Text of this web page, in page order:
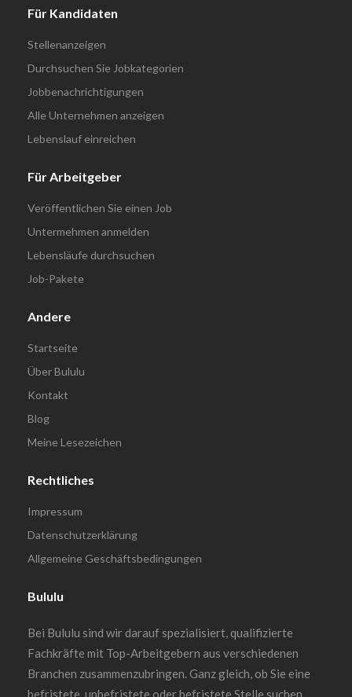
Für Kandidaten
Stellenanzeigen
Durchsuchen Sie Jobkategorien
Jobbenachrichtigungen
Alle Unternehmen anzeigen
Lebenslauf einreichen
Für Arbeitgeber
Veröffentlichen Sie einen Job
Untermehmen anmelden
Lebensläufe durchsuchen
Job-Pakete
Andere
Startseite
Über Bululu
Kontakt
Blog
Meine Lesezeichen
Rechtliches
Impressum
Datenschutzerklärung
Allgemeine Geschäftsbedingungen
Bululu
Bei Bululu sind wir darauf spezialisiert, qualifizierte
Fachkräfte mit Top-Arbeitgebern aus verschiedenen
Branchen zusammenzubringen. Ganz gleich, ob Sie eine
befristete, unbefristete oder befristete Stelle suchen,